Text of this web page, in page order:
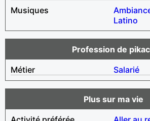
Musiques
Latino
Profession de
Métier
Salarié
Plus sur ma vie